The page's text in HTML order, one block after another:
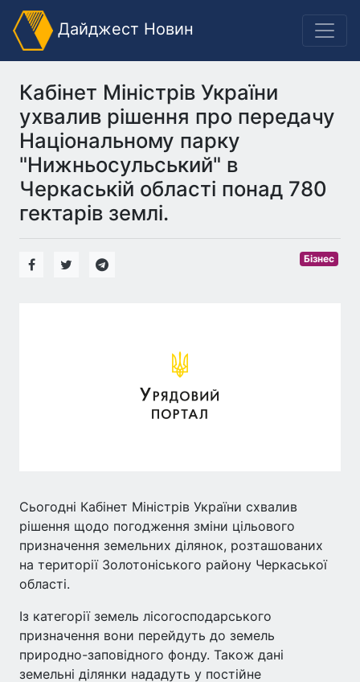
Дайджест Новин
Кабінет Міністрів України
ухвалив рішення про передачу
Національному парку
"Нижньосульський" в
Черкаській області понад 780
гектарів землі.
Бізнес
Сьогодні Кабінет Міністрів України схвалив
рішення щодо погодження зміни цільового
призначення земельних ділянок, розташованих
на території Золотоніського району Черкаської
області.
Із категорії земель лісогосподарського
призначення вони перейдуть до земель
природно-заповідного фонду. Також дані
земельні ділянки нададуть у постійне